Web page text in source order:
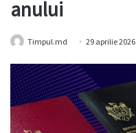
anului
Timpul.md 29 aprilie 2026